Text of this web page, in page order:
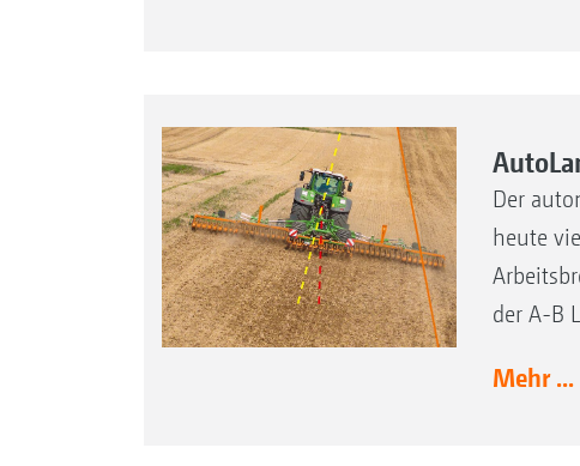
Der
heute
der A-B
Mehr ...